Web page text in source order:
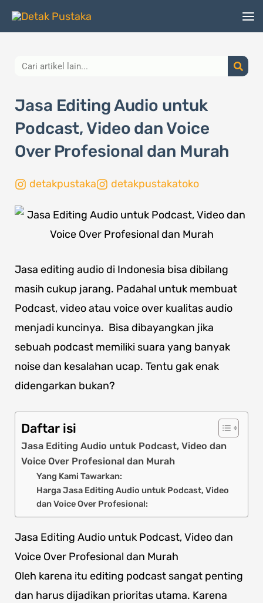
Lewati
Search
Jasa Editing Audio untuk
Podcast, Video dan Voice
Over Profesional dan Murah
detakpustaka detakpustakatoko
Jasa editing audio di Indonesia bisa dibilang
masih cukup jarang. Padahal untuk membuat
Podcast, video atau voice over kualitas audio
menjadi kuncinya. Bisa dibayangkan jika
sebuah podcast memiliki suara yang banyak
noise dan kesalahan ucap. Tentu gak enak
didengarkan bukan?
Daftar isi
Jasa Editing Audio untuk Podcast, Video dan
Voice Over Profesional dan Murah
Yang Kami Tawarkan:
Harga Jasa Editing Audio untuk Podcast, Video
dan Voice Over Profesional:
Jasa Editing Audio untuk Podcast, Video dan
Voice Over Profesional dan Murah
Oleh karena itu editing podcast sangat penting
dan harus dijadikan prioritas utama. Karena